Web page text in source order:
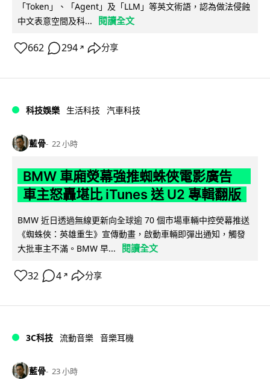
「Token」、「Agent」及「LLM」等英文術語，認為做法侵蝕
中文表意空間及科...
閱讀全文
662 294 ↗ 分享
科技娛樂 生活科技 汽車科技
藍骨 22 小時
BMW 車廂熒幕強推蜘蛛俠電影廣告
車主怒轟堪比 iTunes 送 U2 專輯翻版
BMW 近日透過無線更新向全球逾 70 個市場車輛中控熒幕推送
《蜘蛛俠：英雄重生》宣傳動畫，啟動車輛即彈出通知，觸發
大批車主不滿。BMW 早...
閱讀全文
32 4 ↗ 分享
3C科技 流動音樂 音樂耳機
藍骨 23 小時